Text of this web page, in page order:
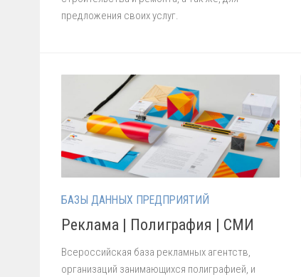
предложения своих услуг.
БАЗЫ ДАННЫХ ПРЕДПРИЯТИЙ
Реклама | Полиграфия | СМИ
Всероссийская база рекламных агентств,
организаций занимающихся полиграфией, и